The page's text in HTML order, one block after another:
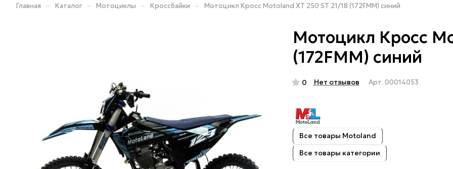
Главная – Каталог – Мотоциклы – Кроссбайки – Мотоцикл Кросс Motoland XT 250 ST 21/18 (172FMM) синий
Мотоцикл Кросс
(172FMM) синий
0 Нет отзывов Арт. 00014053
Все товары Motoland
Все товары категории